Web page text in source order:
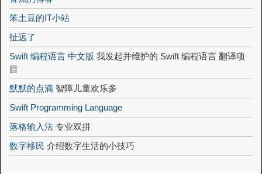
笨土豆的IT小站
扯远了
Swift 编程语言 中文版 我发起并维护的 Swift 编程语言 翻译项
目
默默的点滴 智障儿童欢乐多
Swift Programming Language
落格输入法 专业双拼
数字移民 介绍数字生活的小技巧